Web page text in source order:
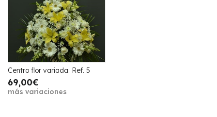
Centro flor variada. Ref. 5
69,00€
más variaciones